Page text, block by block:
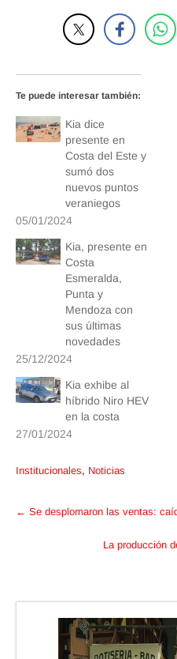
Te puede interesar también:
Kia dice
presente en
Costa del Este y
sumó dos
nuevos puntos
veraniegos
05/01/2024
Kia, presente en
Costa
Esmeralda,
Punta y
Mendoza con
sus últimas
novedades
25/12/2024
Kia exhibe al
híbrido Niro HEV
en la costa
27/01/2024
Institucionales, Noticias
Post
← Se desplomaron las ventas:
La producción